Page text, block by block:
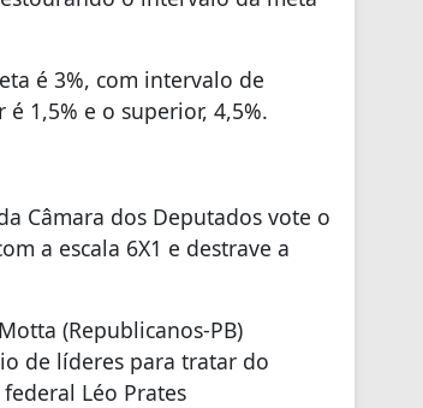
é 3%, com intervalo de
1,5% e o superior, 4,5%.
Câmara dos Deputados vote o
a escala 6X1 e destrave a
(Republicanos-PB)
de líderes para tratar do
Léo Prates